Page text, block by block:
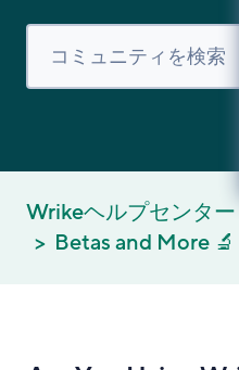
Wrikeヘルプセンター
Betas and More 🔬